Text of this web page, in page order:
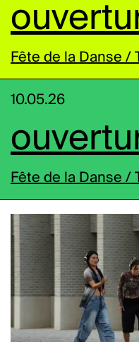
Fête de la Danse /
10.05.26
Fête de la Danse /